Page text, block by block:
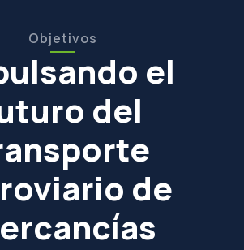
Objetivos
el
del
de